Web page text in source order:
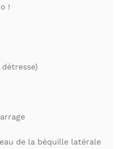
!
de la béquille latérale